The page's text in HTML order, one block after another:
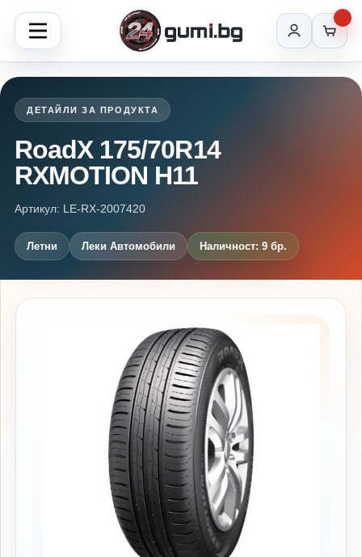
ДЕТАЙЛИ ЗА ПРОДУКТА
RoadX 175/70R14
RXMOTION H11
Артикул: LE-RX-2007420
Летни Леки Автомобили Наличност: 9 бр.